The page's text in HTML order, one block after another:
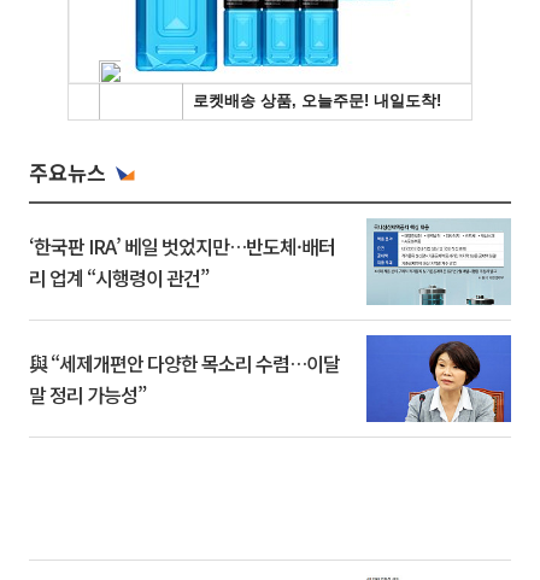
주요뉴스
‘한국판 IRA’ 베일 벗었지만…반도체·배터
리 업계 “시행령이 관건”
與 “세제개편안 다양한 목소리 수렴…이달
말 정리 가능성”